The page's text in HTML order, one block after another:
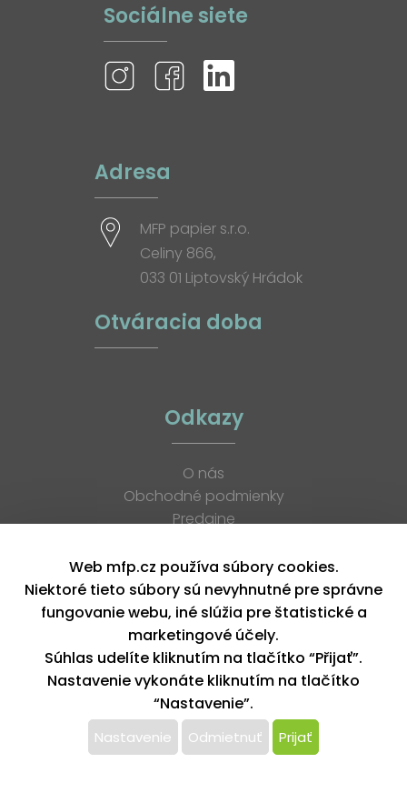
Sociálne siete
Adresa
MFP papier s.r.o.
Celiny 866,
033 01 Liptovský Hrádok
Otváracia doba
Odkazy
O nás
Obchodné podmienky
Predajne
K stiahnutiu
Blog
Kontakt
Kariéra
XML feed
Copyright © 2026, MFP paper s. r. o. | Všetky práva vyhradené
design by MFP
Tento web používa k poskytovaniu služieb,
Web mfp.cz používa súbory cookies.
Niektoré tieto súbory sú nevyhnutné pre správne
fungovanie webu, iné slúžia pre štatistické a
marketingové účely.
Súhlas udelíte kliknutím na tlačítko “Přijať”.
Nastavenie vykonáte kliknutím na tlačítko
“Nastavenie”.
Nastavenie Odmietnuť Prijať